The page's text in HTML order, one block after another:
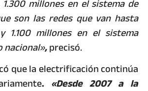
son las redes que van hasta
1.100 millones en el sistema
,precisó.
que la electrificación continúa
. «Desde 2007 a la